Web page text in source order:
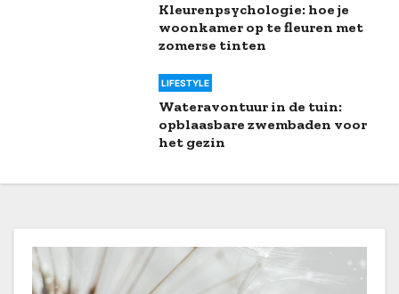
Kleurenpsychologie: hoe je
woonkamer op te fleuren met
zomerse tinten
LIFESTYLE
Wateravontuur in de tuin:
opblaasbare zwembaden voor
het gezin